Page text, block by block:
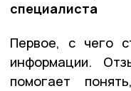
специалиста
Первое, с чего
информации.
помогает